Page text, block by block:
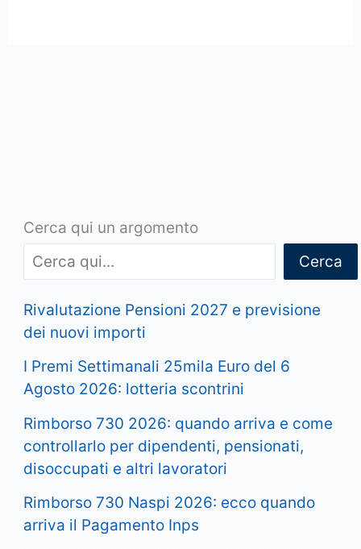
Cerca qui un argomento
Cerca
Rivalutazione Pensioni 2027 e previsione
dei nuovi importi
I Premi Settimanali 25mila Euro del 6
Agosto 2026: lotteria scontrini
Rimborso 730 2026: quando arriva e come
controllarlo per dipendenti, pensionati,
disoccupati e altri lavoratori
Rimborso 730 Naspi 2026: ecco quando
arriva il Pagamento Inps